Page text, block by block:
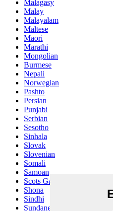
Malagasy
Malay
Malayalam
Maltese
Maori
Marathi
Mongolian
Burmese
Nepali
Norwegian
Pashto
Persian
Punjabi
Serbian
Sesotho
Sinhala
Slovak
Slovenian
Somali
Samoan
Scots Gaelic
Shona
Sindhi
Sundanese